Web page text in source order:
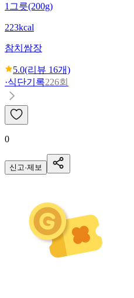
1그릇(200g)
223kcal
참치쌈장
5.0(리뷰 16개)
·식단기록226회
0
신고·제보